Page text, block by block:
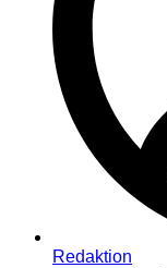
Redaktion